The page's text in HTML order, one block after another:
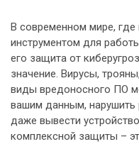
В современном мире,
инструментом для
его защита от
значение. Вирусы,
виды вредоносного ПО
вашим данным, нарушить
даже вывести
комплексной защиты –